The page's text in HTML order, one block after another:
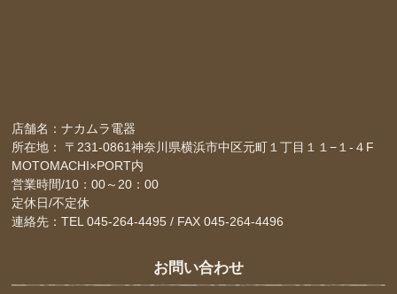
店舗名：ナカムラ電器
所在地： 〒231-0861神奈川県横浜市中区元町１丁目１１−１-４F
MOTOMACHI×PORT内
営業時間/10：00～20：00
定休日/不定休
連絡先：TEL 045-264-4495 / FAX 045-264-4496
お問い合わせ